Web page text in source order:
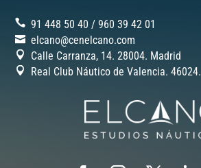
91 448 50 40 /‎960 39 42 01
elcano@cenelcano.com
Calle Carranza, 14. 28004. Madrid
Real Club Náutico de Valencia. 46024.